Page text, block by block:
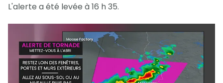
L'alerte a été levée à 16 h 35.